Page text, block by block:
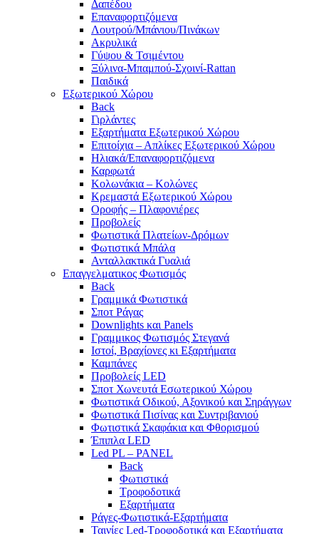
Δαπέδου
Επαναφορτιζόμενα
Λουτρού/Μπάνιου/Πινάκων
Ακρυλικά
Γύψου & Τσιμέντου
Ξύλινα-Μπαμπού-Σχοινί-Rattan
Παιδικά
Εξωτερικού Χώρου
Back
Γιρλάντες
Εξαρτήματα Εξωτερικού Χώρου
Επιτοίχια – Απλίκες Εξωτερικού Χώρου
Ηλιακά/Επαναφορτιζόμενα
Καρφωτά
Κολωνάκια – Κολώνες
Κρεμαστά Εξωτερικού Χώρου
Οροφής – Πλαφονιέρες
Προβολείς
Φωτιστικά Πλατείων-Δρόμων
Φωτιστικά Μπάλα
Ανταλλακτικά Γυαλιά
Επαγγελματικος Φωτισμός
Back
Γραμμικά Φωτιστικά
Σποτ Ράγας
Downlights και Panels
Γραμμικος Φωτισμός Στεγανά
Ιστοί, Βραχίονες κι Εξαρτήματα
Καμπάνες
Προβολείς LED
Σποτ Χωνευτά Εσωτερικού Χώρου
Φωτιστικά Οδικού, Αξονικού και Σηράγγων
Φωτιστικά Πισίνας και Συντριβανιού
Φωτιστικά Σκαφάκια και Φθορισμού
Έπιπλα LED
Led PL – PANEL
Back
Φωτιστικά
Τροφοδοτικά
Εξαρτήματα
Ράγες-Φωτιστικά-Εξαρτήματα
Ταινίες Led-Τροφοδοτικά και Εξαρτήματα